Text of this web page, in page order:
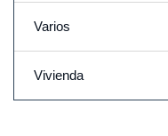
Varios
Vivienda